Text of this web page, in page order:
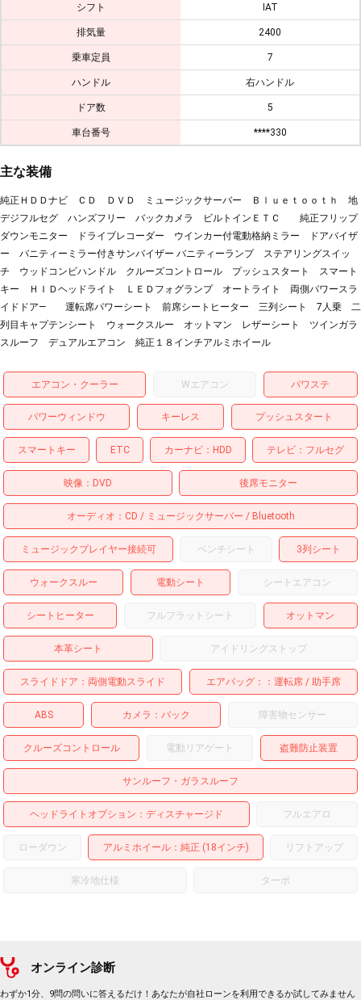
シフト IAT
排気量 2400
乗車定員 7
ハンドル 右ハンドル
ドア数 5
車台番号 ****330
主な装備
純正ＨＤＤナビ ＣＤ ＤＶＤ ミュージックサーバー Ｂｌｕｅｔｏｏｔｈ 地
デジフルセグ ハンズフリー バックカメラ ビルトインＥＴＣ 純正フリップ
ダウンモニター ドライブレコーダー ウインカー付電動格納ミラー ドアバイザ
ー バニティーミラー付きサンバイザー バニティーランプ ステアリングスイッ
チ ウッドコンビハンドル クルーズコントロール プッシュスタート スマート
キー ＨＩＤヘッドライト ＬＥＤフォグランプ オートライト 両側パワースラ
イドドア― 運転席パワーシート 前席シートヒーター 三列シート 7人乗 二
列目キャプテンシート ウォークスルー オットマン レザーシート ツインガラ
スルーフ デュアルエアコン 純正１８インチアルミホイール
エアコン・クーラー Wエアコン パワステ
パワーウィンドウ キーレス プッシュスタート
スマートキー ETC カーナビ HDD テレビ フルセグ
映像 DVD 後席モニター
オーディオ CD ミュージックサーバー Bluetooth
ミュージックプレイヤー接続可 ベンチシート 3列シート
ウォークスルー 電動シート シートエアコン
シートヒーター フルフラットシート オットマン
本革シート アイドリングストップ
スライドドア 両側電動スライド エアバッグ： 運転席 助手席
ABS カメラ バック 障害物センサー
クルーズコントロール 電動リアゲート 盗難防止装置
サンルーフ・ガラスルーフ
ヘッドライトオプション ディスチャージド フルエアロ
ローダウン アルミホイール：純正 (18インチ) リフトアップ
寒冷地仕様 ターボ
オンライン診断
わずか1分、9問の問いに答えるだけ！あなたが自社ローンを利用できるか試してみません